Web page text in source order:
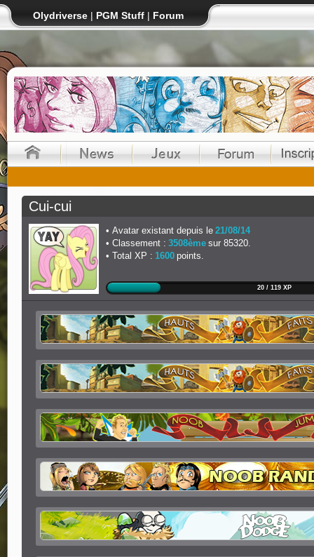
Olydriverse | PGM Stuff | Forum
Cui-cui
Avatar existant depuis le 21/08/14
Classement : 3508ème sur 85320.
Total XP : 1600 points.
20 / 119 XP